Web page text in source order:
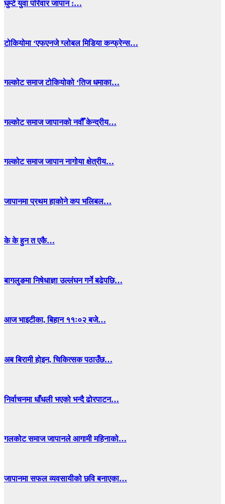
घुम्टे युवा परिवार जापान :…
टोकियोमा ‘एफएनजे ग्लोबल मिडिया कन्फ्रेन्स…
गल्कोट समाज टोकियोको ‘तिज धमाका…
गल्कोट समाज जापानको नवौँ केन्द्रीय…
गल्कोट समाज जापान नागोया क्षेत्रीय…
जापानमा प्रथम हाकोने कप भलिबल…
के के हुन त एकै…
बागलुङमा निषेधाज्ञा उल्लंघन गर्ने बढेपछि…
आज भाइटीका, बिहान ११ः०२ बजे…
अब बिरामी होइन, चिकित्सक पठाउँछ…
निर्वाचनमा धाँधली भएको भन्दै ढोरपाटन…
गलकोट समाज जापानले आगामी महिनाको…
जापानमा सफल व्यवसायीको छवि बनाएका…